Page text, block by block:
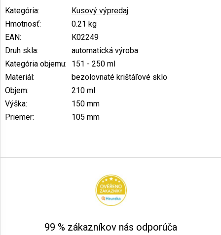
Kategória:
Kusový výpredaj
Hmotnosť:
0.21 kg
EAN:
K02249
Druh skla:
automatická výroba
Kategória objemu:
151 - 250 ml
Materiál:
bezolovnaté krištáľové sklo
Objem:
210 ml
Výška:
150 mm
Priemer: 105 mm
á
99 % zákazníkov nás odporúča